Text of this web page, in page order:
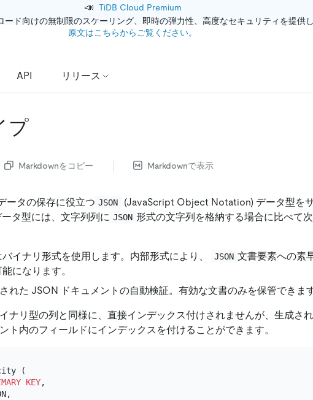
📣 TiDB Cloud Premium
ド向けの無制限のスケーリング、即時の弾力性、高度なセキュリティを提供
原文はこちらからご覧ください。
API リリース
プ
Markdownをコピー Markdownで表示
ータの保存に役立つ JSON
(JavaScript Object Notation) データ型を
ータ型には、文字列列に JSON 形式の文字列を格納する場合に比べて
イナリ形式を使用します。内部形式により、 JSON 文書要素への素
になります。
れた JSON ドキュメントの自動検証。有効な文書のみを保管できます
ナリ型の列と同様に、直接インデックス付けされませんが、生成さ
ト内のフィールドにインデックスを付けることができます。
(
KEY,